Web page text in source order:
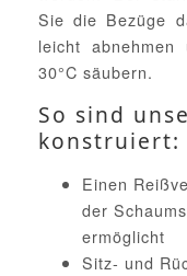
Sie die Bezüge
leicht
30°C säubern.
So sind
konstruiert:
Einen
der
ermöglicht
Sitz- und